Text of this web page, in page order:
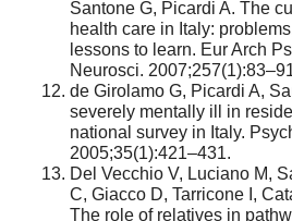
Santone G, Picardi A. The
health care in Italy:
lessons to learn. Eur Arch
Neurosci.
de Girolamo G, Picardi A,
severely mentally ill in
national survey in Italy.
2005;35(1):421–431.
Del Vecchio V, Luciano M,
C, Giacco D, Tarricone I,
The role of relatives in